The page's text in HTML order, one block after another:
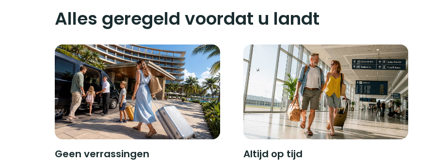
Alles geregeld voordat u landt
Geen verrassingen Altijd op tijd